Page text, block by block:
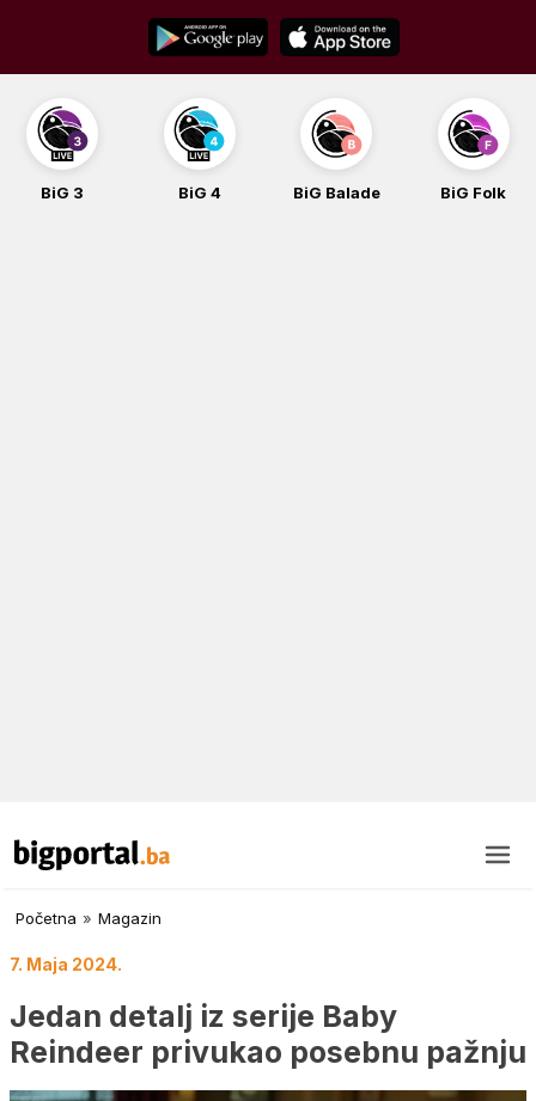
content
BiG 3 BiG 4 BiG Balade BiG Folk
Početna » Magazin
7. Maja 2024.
Jedan detalj iz serije Baby
Reindeer privukao posebnu pažnju